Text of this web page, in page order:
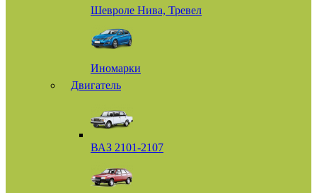
Шевроле Нива, Тревел
Иномарки
Двигатель
ВАЗ 2101-2107